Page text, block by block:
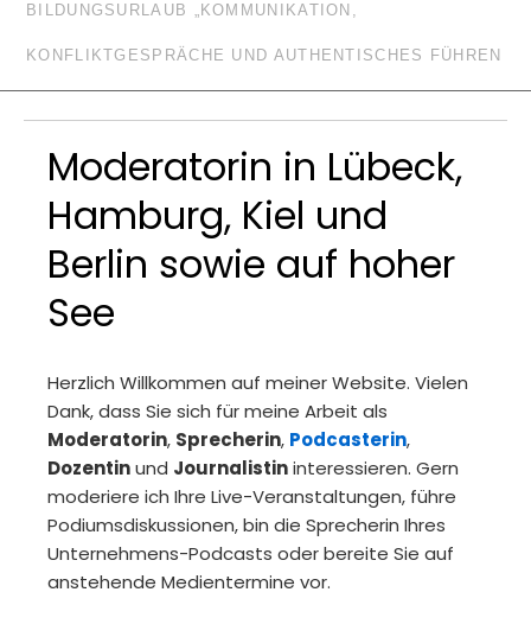
BILDUNGSURLAUB „KOMMUNIKATION,
KONFLIKTGESPRÄCHE UND AUTHENTISCHES FÜHREN
Moderatorin in Lübeck,
Hamburg, Kiel und
Berlin sowie auf hoher
See
Herzlich Willkommen auf meiner Website. Vielen
Dank, dass Sie sich für meine Arbeit als
Moderatorin, Sprecherin, Podcasterin,
Dozentinund Journalistininteressieren. Gern
moderiere ich Ihre Live-Veranstaltungen, führe
Podiumsdiskussionen, bin die Sprecherin Ihres
Unternehmens-Podcasts oder bereite Sie auf
anstehende Medientermine vor.